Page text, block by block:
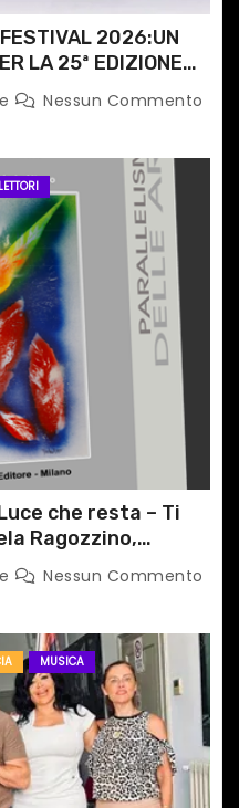
2026:UN
LA 25ª EDIZIONE
UNESCONessun Commento
che resta – Ti
Ragozzino,
Nessun Commento
MUSICA